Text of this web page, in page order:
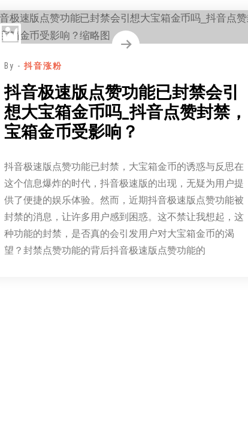
By -抖音涨粉
抖音极速版点赞功能已封禁会引
想大宝箱金币吗_抖音点赞封禁，
宝箱金币受影响？
抖音极速版点赞功能已封禁，大宝箱金币的诱惑与反思在
这个信息爆炸的时代，抖音极速版的出现，无疑为用户提
供了便捷的娱乐体验。然而，近期抖音极速版点赞功能被
封禁的消息，让许多用户感到困惑。这不禁让我想起，这
种功能的封禁，是否真的会引发用户对大宝箱金币的渴
望？封禁点赞功能的背后抖音极速版点赞功能的